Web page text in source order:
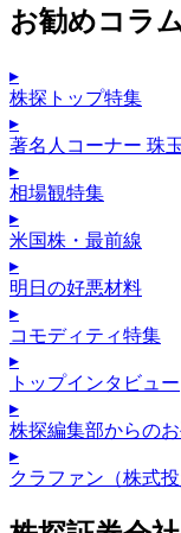
お勧めコラ
▸
株探トップ特集
▸
著名人コーナー 珠
▸
相場観特集
▸
米国株・最前線
▸
明日の好悪材料
▸
コモディティ特集
▸
トップインタビュー
▸
株探編集部からの
▸
クラファン（株式